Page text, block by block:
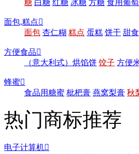
糖 白糖 红糖 冰糖 方糖 食用葡
面包,糕点
面包 杏仁糊 糕点 蛋糕 饼干 甜食
方便食品
（意大利式）烘馅饼 饺子 方便
蜂蜜
食品用糖蜜 枇杷膏 燕窝梨膏 秋
热门商标推荐
电子计算机